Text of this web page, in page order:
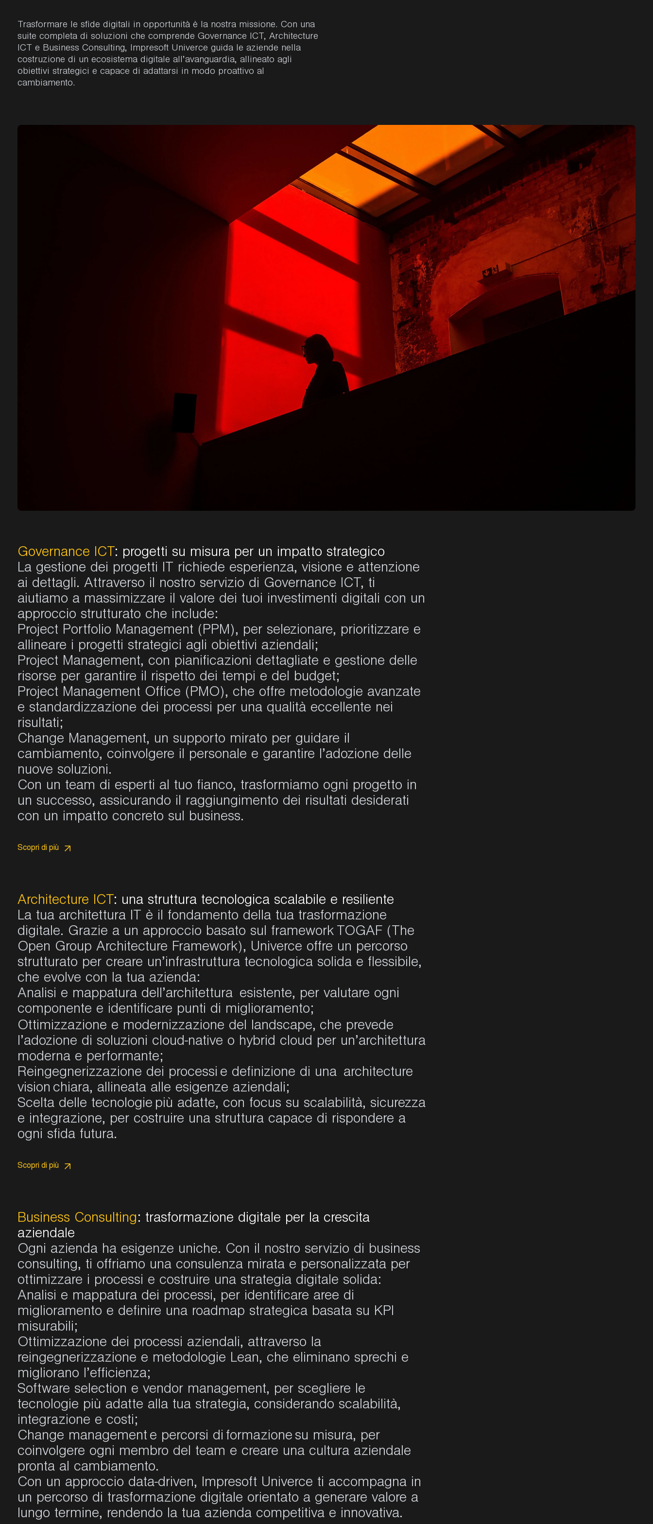
Trasformare le sfide digitali in opportunità è la nostra missione. Con una
suite completa di soluzioni che comprende Governance ICT, Architecture
ICT e Business Consulting, Impresoft Univerce guida le aziende nella
costruzione di un ecosistema digitale all’avanguardia, allineato agli
obiettivi strategici e capace di adattarsi in modo proattivo al
cambiamento.
Governance ICT : progetti su misura per un impatto strategico
La gestione dei progetti IT richiede esperienza, visione e attenzione
ai dettagli. Attraverso il nostro servizio di Governance ICT, ti
aiutiamo a massimizzare il valore dei tuoi investimenti digitali con un
approccio strutturato che include:
Project Portfolio Management (PPM), per selezionare, prioritizzare e
allineare i progetti strategici agli obiettivi aziendali;
Project Management, con pianificazioni dettagliate e gestione delle
risorse per garantire il rispetto dei tempi e del budget;
Project Management Office (PMO), che offre metodologie avanzate
e standardizzazione dei processi per una qualità eccellente nei
risultati;
Change Management, un supporto mirato per guidare il
cambiamento, coinvolgere il personale e garantire l’adozione delle
nuove soluzioni.
Con un team di esperti al tuo fianco, trasformiamo ogni progetto in
un successo, assicurando il raggiungimento dei risultati desiderati
con un impatto concreto sul business.
Scopri di più
Architecture ICT : una struttura tecnologica scalabile e resiliente
La tua architettura IT è il fondamento della tua trasformazione
digitale. Grazie a un approccio basato sul framework TOGAF (The
Open Group Architecture Framework), Univerce offre un percorso
strutturato per creare un’infrastruttura tecnologica solida e flessibile,
che evolve con la tua azienda:
Analisi e mappatura dell’architettura esistente, per valutare ogni
componente e identificare punti di miglioramento;
Ottimizzazione e modernizzazione del landscape, che prevede
l’adozione di soluzioni cloud-native o hybrid cloud per un’architettura
moderna e performante;
Reingegnerizzazione dei processi e definizione di una architecture
vision chiara, allineata alle esigenze aziendali;
Scelta delle tecnologie più adatte, con focus su scalabilità, sicurezza
e integrazione, per costruire una struttura capace di rispondere a
ogni sfida futura.
Scopri di più
Business Consulting: trasformazione digitale per la crescita
aziendale
Ogni azienda ha esigenze uniche. Con il nostro servizio di business
consulting, ti offriamo una consulenza mirata e personalizzata per
ottimizzare i processi e costruire una strategia digitale solida:
Analisi e mappatura dei processi, per identificare aree di
miglioramento e definire una roadmap strategica basata su KPI
misurabili;
Ottimizzazione dei processi aziendali, attraverso la
reingegnerizzazione e metodologie Lean, che eliminano sprechi e
migliorano l’efficienza;
Software selection e vendor management, per scegliere le
tecnologie più adatte alla tua strategia, considerando scalabilità,
integrazione e costi;
Change management e percorsi di formazione su misura, per
coinvolgere ogni membro del team e creare una cultura aziendale
pronta al cambiamento.
Con un approccio data-driven, Impresoft Univerce ti accompagna in
un percorso di trasformazione digitale orientato a generare valore a
lungo termine, rendendo la tua azienda competitiva e innovativa.